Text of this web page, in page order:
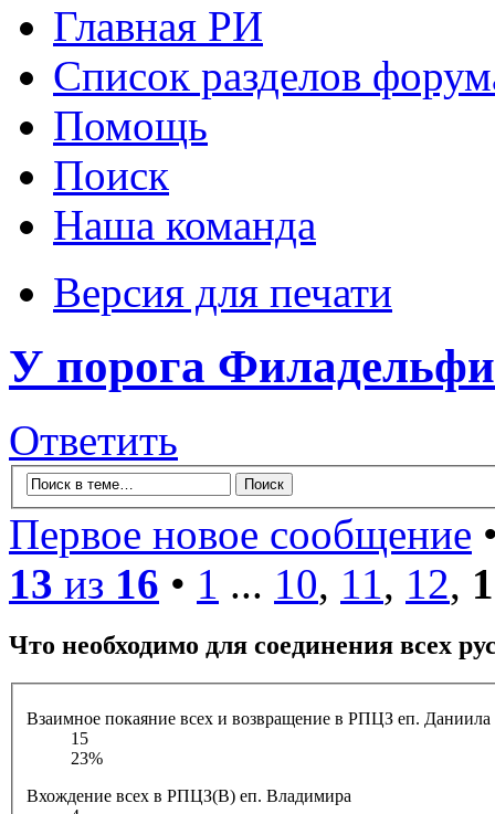
Главная РИ
Список разделов
Помощь
Поиск
Наша команда
Версия для печати
У порога
Ответить
Первое новое сообщение
13 из 16 • 1 ... 10, 11, 12,
Что необходимо для соединения всех
Взаимное покаяние всех и возвращение в РПЦЗ еп. Даниила
15
23%
Вхождение всех в РПЦЗ(В) еп. Владимира